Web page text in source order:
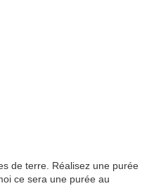
de terre. Réalisez une purée
ce sera une purée au